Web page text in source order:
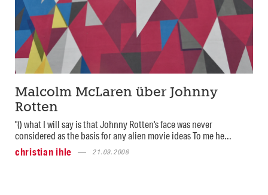
Malcolm McLaren über Johnny
Rotten
"() what I will say is that Johnny Rotten's face was never
considered as the basis for any alien movie ideas To me he...
christian ihle
21.09.2008